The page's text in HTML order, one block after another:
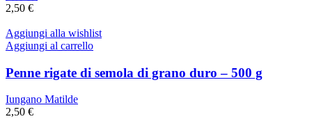
2,50 €
Aggiungi alla wishlist
Aggiungi al carrello
Penne rigate di semola di grano duro – 500 g
Iungano Matilde
2,50 €